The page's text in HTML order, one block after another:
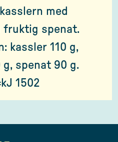
med
fruktig spenat.
kassler 110 g,
spenat 90 g.
1502